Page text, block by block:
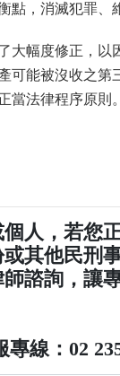
點，消滅犯罪、
大幅度修正，以
可能被沒收之第
當法律程序原則。
個人，若您
其他民刑
諮詢，讓
線：02